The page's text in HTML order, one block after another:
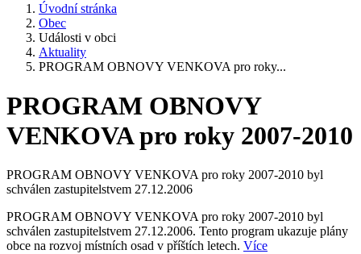
Úvodní stránka
Obec
Události v obci
Aktuality
PROGRAM OBNOVY VENKOVA pro roky...
PROGRAM OBNOVY
VENKOVA pro roky 2007-2010
PROGRAM OBNOVY VENKOVA pro roky 2007-2010 byl
schválen zastupitelstvem 27.12.2006
PROGRAM OBNOVY VENKOVA pro roky 2007-2010 byl
schválen zastupitelstvem 27.12.2006. Tento program ukazuje plány
obce na rozvoj místních osad v příštích letech. Více